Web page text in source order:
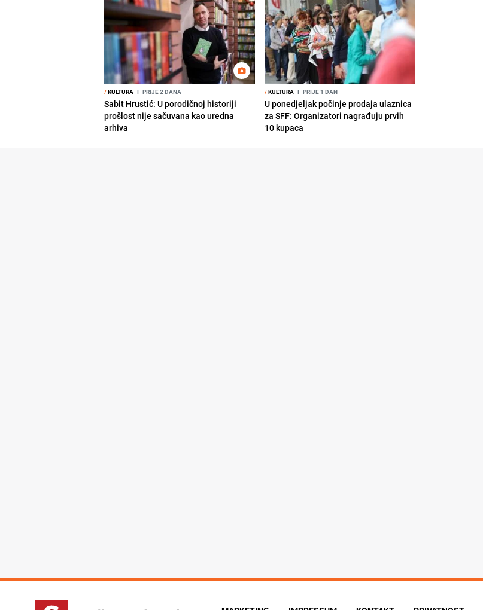
/KULTURA I PRIJE 2 DANA
Sabit Hrustić: U porodičnoj historiji
prošlost nije sačuvana kao uredna
arhiva
/KULTURA I PRIJE 1 DAN
U ponedjeljak počinje prodaja ulaznica
za SFF: Organizatori nagrađuju prvih
10 kupaca